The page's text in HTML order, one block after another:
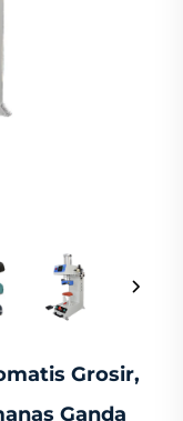
Grosir,
Ganda